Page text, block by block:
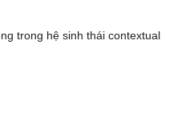
trong hệ sinh thái contextual